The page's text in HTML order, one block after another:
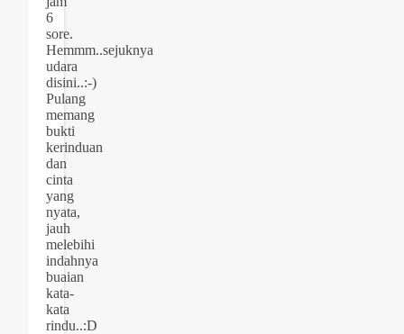
6
sore.
Hemmm..sejuknya
udara
disini..:-)
Pulang
memang
bukti
kerinduan
dan
cinta
yang
nyata,
jauh
melebihi
indahnya
buaian
kata-
kata
rindu..:D